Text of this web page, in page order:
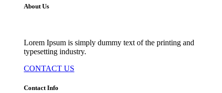
About Us
Lorem Ipsum is simply dummy text of the printing and
typesetting industry.
CONTACT US
Contact Info